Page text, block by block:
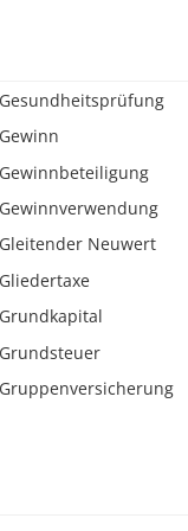
Gesundheitsprüfung
Gewinn
Gewinnbeteiligung
Gewinnverwendung
Gleitender Neuwert
Gliedertaxe
Grundkapital
Grundsteuer
Gruppenversicherung